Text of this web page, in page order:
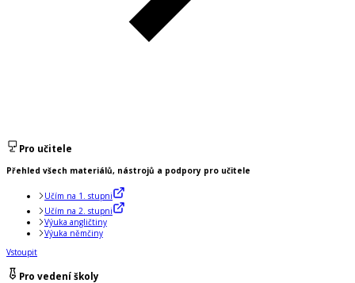
Pro učitele
Přehled všech materiálů, nástrojů a podpory pro učitele
Učím na 1. stupni
Učím na 2. stupni
Výuka angličtiny
Výuka němčiny
Vstoupit
Pro vedení školy